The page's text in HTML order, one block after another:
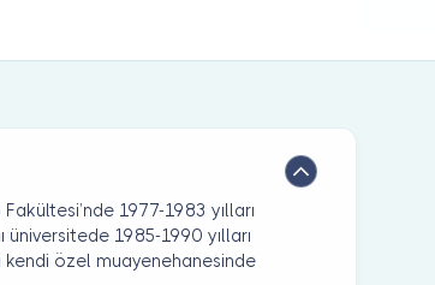
1977-1983 yılları
üniversitede 1985-1990 yılları
kendi özel muayenehanesinde